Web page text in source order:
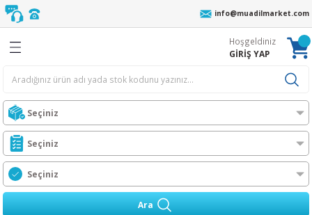
info@muadilmarket.com
Ribonu
TonerYIKAMA
YIKAMA
Toneri
Hoşgeldiniz
GİRİŞ YAP
Ara